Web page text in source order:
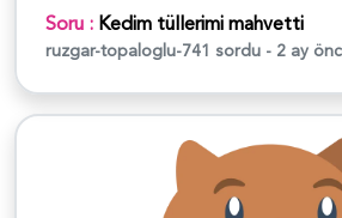
Soru : Kedim tüllerimi mahvetti
ruzgar-topaloglu-741 sordu - 2 ay